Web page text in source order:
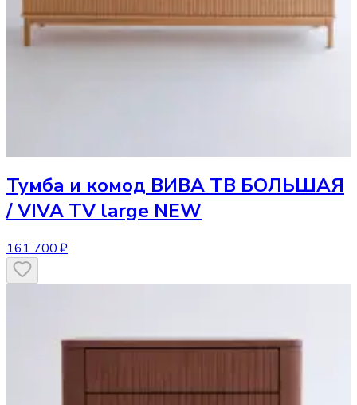
Тумба и комод ВИВА ТВ БОЛЬШАЯ
/ VIVA TV large NEW
161 700 ₽